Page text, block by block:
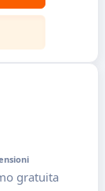
gratuita